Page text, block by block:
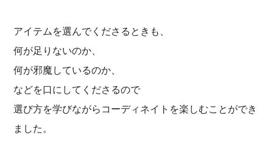
アイテムを選んでくださるときも、
何が足りないのか、
何が邪魔しているのか、
などを口にしてくださるので
選び方を学びながらコーディネイトを楽しむことができ
ました。